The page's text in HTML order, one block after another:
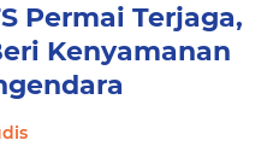
Permai Terjaga,
Kenyamanan